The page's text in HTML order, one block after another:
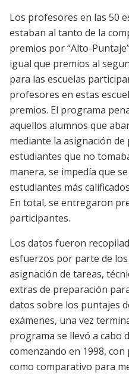
Los profesores en las 50
estaban al tanto de la
premios por “Alto-
igual que premios al
para las escuelas
profesores en estas
premios. El programa
aquellos alumnos que
mediante la asignación
estudiantes que no
manera, se impedía que
estudiantes más
En total, se entregaron
participantes.
Los datos fueron
esfuerzos por parte de
asignación de tareas,
extras de preparación
datos sobre los puntajes
exámenes, una vez
programa se llevó a cabo
comenzando en 1998,
como comparativo para